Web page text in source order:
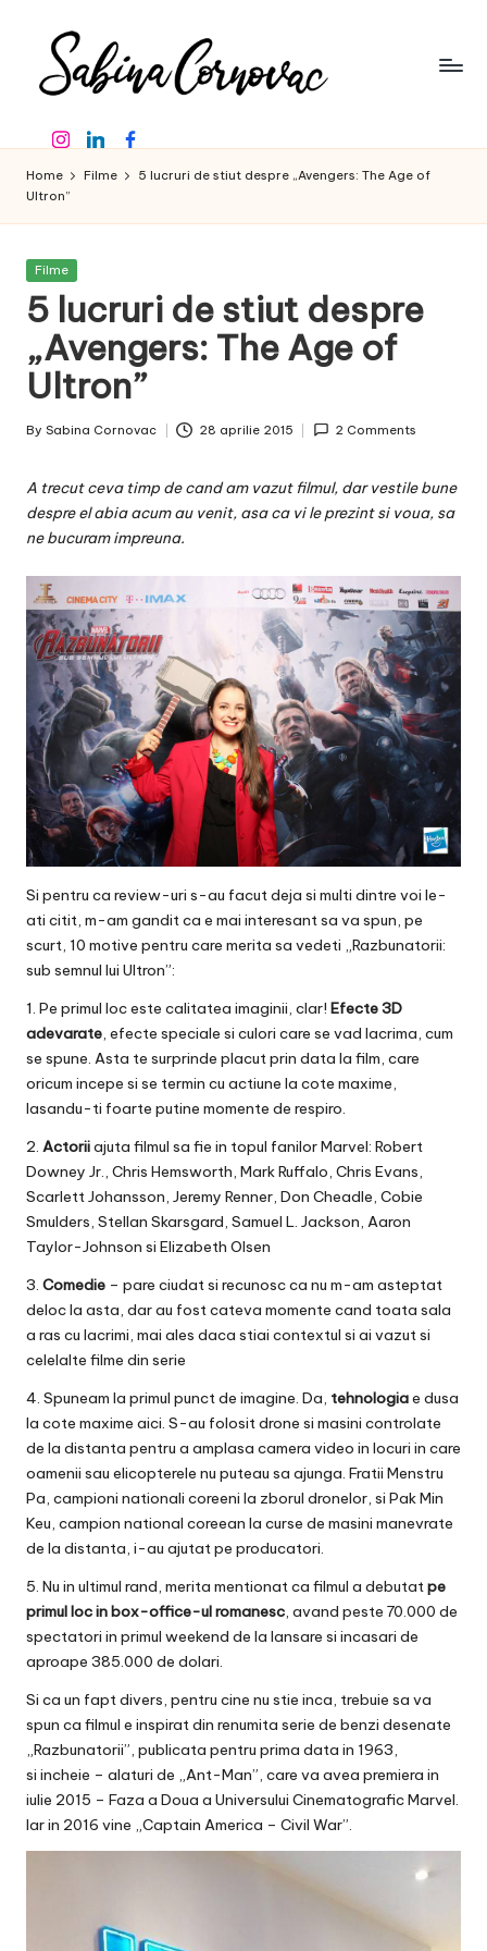
content
a
b
in
a
C
o
r
n
v
a
c
O
nl
in
e
creator
de
conținut
de
ani
-
InstagramLinkedinFacebook
Home Filme
5 lucruri de stiut despre „Avengers: The Age of
Ultron”
Posted
Filme
5 lucruri de stiut despre
„Avengers: The Age of
Ultron”
Posted
By Sabina Cornovac 28 aprilie 2015 2 Comments
A trecut ceva timp de cand am vazut filmul, dar vestile bune
despre el abia acum au venit, asa ca vi le prezint si voua, sa
ne bucuram impreuna.
Si pentru ca review-uri s-au facut deja si multi dintre voi le-
ati citit, m-am gandit ca e mai interesant sa va spun, pe
scurt, 10 motive pentru care merita sa vedeti „Razbunatorii:
sub semnul lui Ultron”:
1. Pe primul loc este calitatea imaginii, clar! Efecte 3D
adevarate, efecte speciale si culori care se vad lacrima, cum
se spune. Asta te surprinde placut prin data la film, care
oricum incepe si se termin cu actiune la cote maxime,
lasandu-ti foarte putine momente de respiro.
2. Actoriiajuta filmul sa fie in topul fanilor Marvel: Robert
Downey Jr., Chris Hemsworth, Mark Ruffalo, Chris Evans,
Scarlett Johansson, Jeremy Renner, Don Cheadle, Cobie
Smulders, Stellan Skarsgard, Samuel L. Jackson, Aaron
Taylor-Johnson si Elizabeth Olsen
3. Comedie – pare ciudat si recunosc ca nu m-am asteptat
deloc la asta, dar au fost cateva momente cand toata sala
a ras cu lacrimi, mai ales daca stiai contextul si ai vazut si
celelalte filme din serie
4. Spuneam la primul punct de imagine. Da, tehnologiae dusa
la cote maxime aici. S-au folosit drone si masini controlate
de la distanta pentru a amplasa camera video in locuri in care
oamenii sau elicopterele nu puteau sa ajunga. Fratii Menstru
Pa, campioni nationali coreeni la zborul dronelor, si Pak Min
Keu, campion national coreean la curse de masini manevrate
de la distanta, i-au ajutat pe producatori.
5. Nu in ultimul rand, merita mentionat ca filmul a debutatpe
primul loc in box-office-ul romanesc, avand peste 70.000 de
spectatori in primul weekend de la lansare si incasari de
aproape 385.000 de dolari.
Si ca un fapt divers, pentru cine nu stie inca, trebuie sa va
spun ca filmul e inspirat din renumita serie de benzi desenate
„Razbunatorii”, publicata pentru prima data in 1963,
si incheie – alaturi de „Ant-Man”, care va avea premiera in
iulie 2015 – Faza a Doua a Universului Cinematografic Marvel.
Iar in 2016 vine „Captain America – Civil War”.